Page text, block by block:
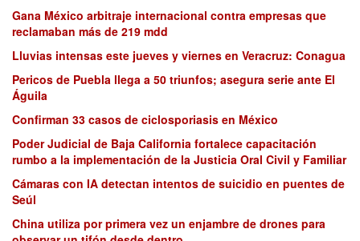
Gana México arbitraje internacional contra empresas que
reclamaban más de 219 mdd
Lluvias intensas este jueves y viernes en Veracruz: Conagua
Pericos de Puebla llega a 50 triunfos; asegura serie ante El
Águila
Confirman 33 casos de ciclosporiasis en México
Poder Judicial de Baja California fortalece capacitación
rumbo a la implementación de la Justicia Oral Civil y Familiar
Cámaras con IA detectan intentos de suicidio en puentes de
Seúl
China utiliza por primera vez un enjambre de drones para